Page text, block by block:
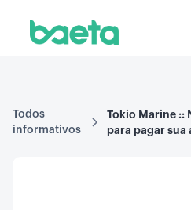
Todos
informativos
Tokio Marine ::
para pagar sua